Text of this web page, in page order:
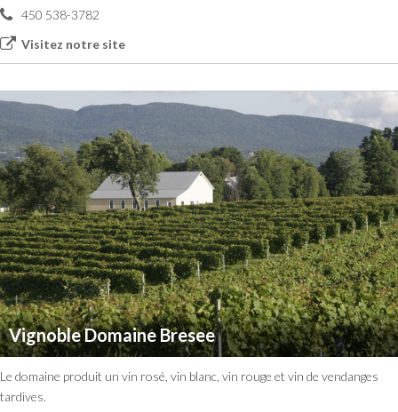
450 538-3782
Visitez notre site
Vignoble Domaine Bresee
Le domaine produit un vin rosé, vin blanc, vin rouge et vin de vendanges
tardives.